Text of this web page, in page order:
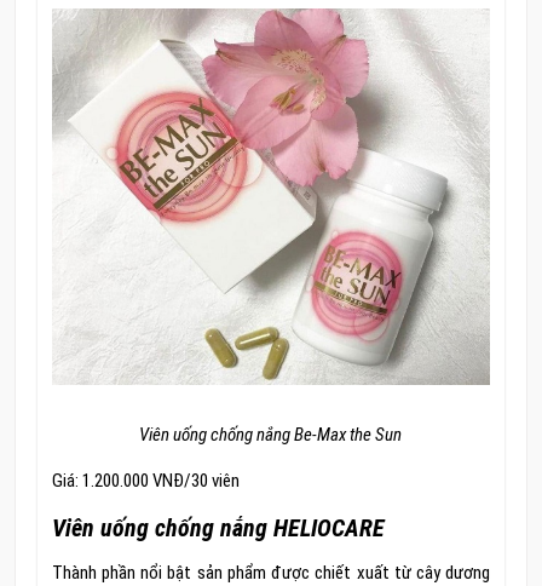
Viên uống chống nắng Be-Max the Sun
Giá: 1.200.000 VNĐ/30 viên
Viên uống chống nắng HELIOCARE
Thành phần nổi bật sản phẩm được chiết xuất từ cây dương